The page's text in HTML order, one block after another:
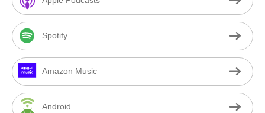
Spotify
Amazon Music
Android